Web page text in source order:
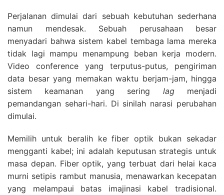
Perjalanan dimulai dari sebuah kebutuhan sederhana
namun mendesak. Sebuah perusahaan besar
menyadari bahwa sistem kabel tembaga lama mereka
tidak lagi mampu menampung beban kerja modern.
Video conference yang terputus-putus, pengiriman
data besar yang memakan waktu berjam-jam, hingga
sistem keamanan yang sering lagmenjadi
pemandangan sehari-hari. Di sinilah narasi perubahan
dimulai.
Memilih untuk beralih ke fiber optik bukan sekadar
mengganti kabel; ini adalah keputusan strategis untuk
masa depan. Fiber optik, yang terbuat dari helai kaca
murni setipis rambut manusia, menawarkan kecepatan
yang melampaui batas imajinasi kabel tradisional.